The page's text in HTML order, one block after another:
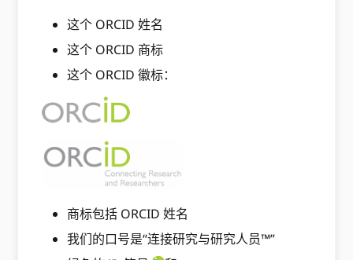
这个 ORCID 姓名
这个 ORCID 商标
这个 ORCID 徽标：
商标包括 ORCID 姓名
我们的口号是“连接研究与研究人员™”